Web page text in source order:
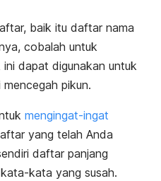
baik itu daftar nama
cobalah untuk
dapat digunakan untuk
pikun.
mengingat-ingat
yang telah Anda
daftar panjang
kata yang susah.